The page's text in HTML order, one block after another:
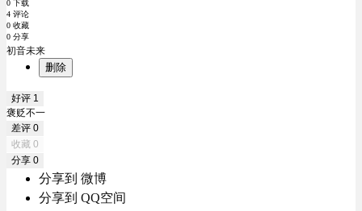
0 下载
4 评论
0 收藏
0 分享
初音未来
删除
好评 1
褒贬不一
差评 0
收藏 0
分享 0
分享到 微博
分享到 QQ空间